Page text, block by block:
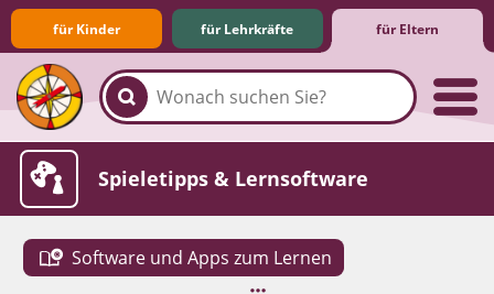
für Kinder für Lehrkräfte für Eltern
Familie & Medien
Spieletipps & Lernsoftware
Software und Apps zum Lernen